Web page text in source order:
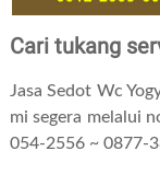
Cari tukang
Jasa Sedot Wc
mi segera melalui
054-2556 ~ 0877-